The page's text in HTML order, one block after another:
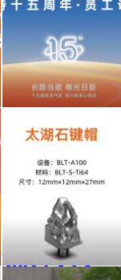
长路
当
歌，